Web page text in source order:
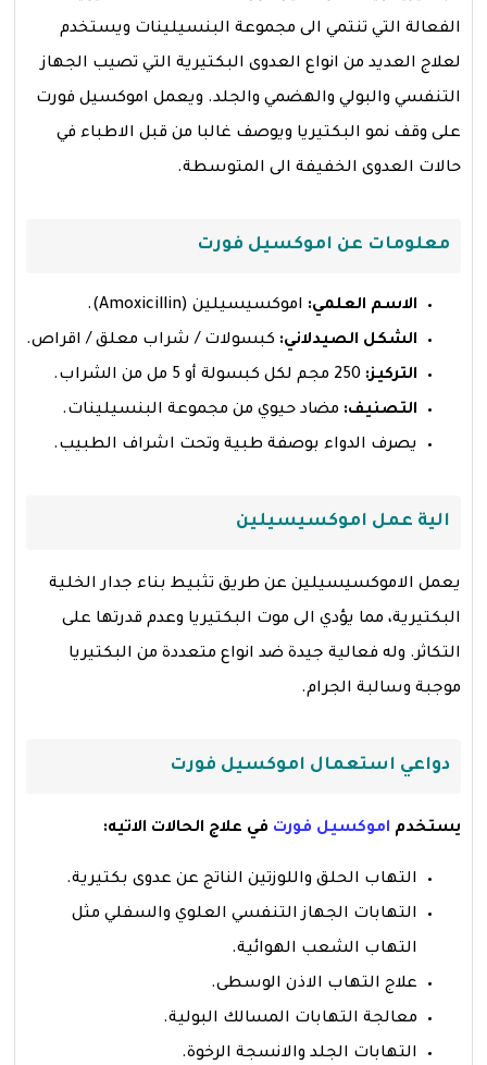
الفعالة التي تنتمي الى مجموعة البنسيلينات ويستخدم
لعلاج العديد من انواع العدوى البكتيرية التي تصيب الجهاز
التنفسي والبولي والهضمي والجلد. ويعمل اموكسيل فورت
على وقف نمو البكتيريا ويوصف غالبا من قبل الاطباء في
حالات العدوى الخفيفة الى المتوسطة.
معلومات عن اموكسيل فورت
الاسم العلمي: اموكسيسيلين (Amoxicillin).
الشكل الصيدلاني: كبسولات / شراب معلق / اقراص.
التركيز:
التصنيف: مضاد حيوي من مجموعة البنسيلينات.
يصرف الدواء بوصفة طبية وتحت اشراف الطبيب.
الية عمل اموكسيسيلين
يعمل الاموكسيسيلين عن طريق تثبيط بناء جدار الخلية
البكتيرية، مما يؤدي الى موت البكتيريا وعدم قدرتها على
التكاثر. وله فعالية جيدة ضد انواع متعددة من البكتيريا
موجبة وسالبة الجرام.
دواعي استعمال اموكسيل فورت
يستخدم اموكسيل فورت في علاج الحالات الاتيه:
التهاب الحلق واللوزتين الناتج عن عدوى بكتيرية.
التهابات الجهاز التنفسي العلوي والسفلي مثل
التهاب الشعب الهوائية.
علاج التهاب الاذن الوسطى.
معالجة التهابات المسالك البولية.
التهابات الجلد والانسجة الرخوة.